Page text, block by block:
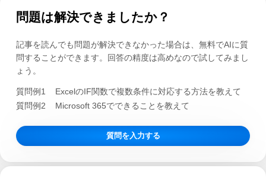
問題は解決できましたか？
記事を読んでも問題が解決できなかった場合は、無料でAIに質
問することができます。回答の精度は高めなので試してみまし
ょう。
質問例1
ExcelのIF関数で複数条件に対応する方法を教えて
質問例2
Microsoft 365でできることを教えて
質問を入力する